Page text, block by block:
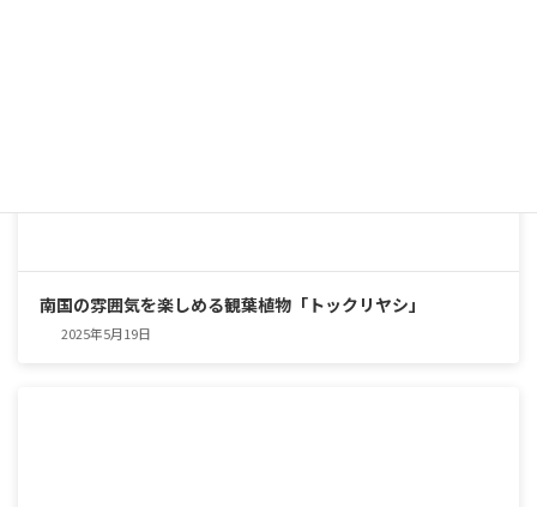
南国の雰囲気を楽しめる観葉植物「トックリヤシ」
2025年5月19日